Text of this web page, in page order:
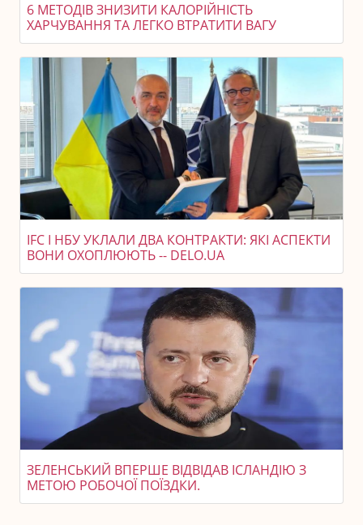
6 МЕТОДІВ ЗНИЗИТИ КАЛОРІЙНІСТЬ
ХАРЧУВАННЯ ТА ЛЕГКО ВТРАТИТИ ВАГУ
IFC І НБУ УКЛАЛИ ДВА КОНТРАКТИ: ЯКІ АСПЕКТИ
ВОНИ ОХОПЛЮЮТЬ -- DELO.UA
ЗЕЛЕНСЬКИЙ ВПЕРШЕ ВІДВІДАВ ІСЛАНДІЮ З
МЕТОЮ РОБОЧОЇ ПОЇЗДКИ.